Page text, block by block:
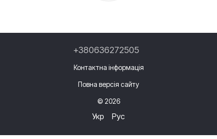
+380636272505
Контактна інформація
Повна версія сайту
© 2026
Укр Рус